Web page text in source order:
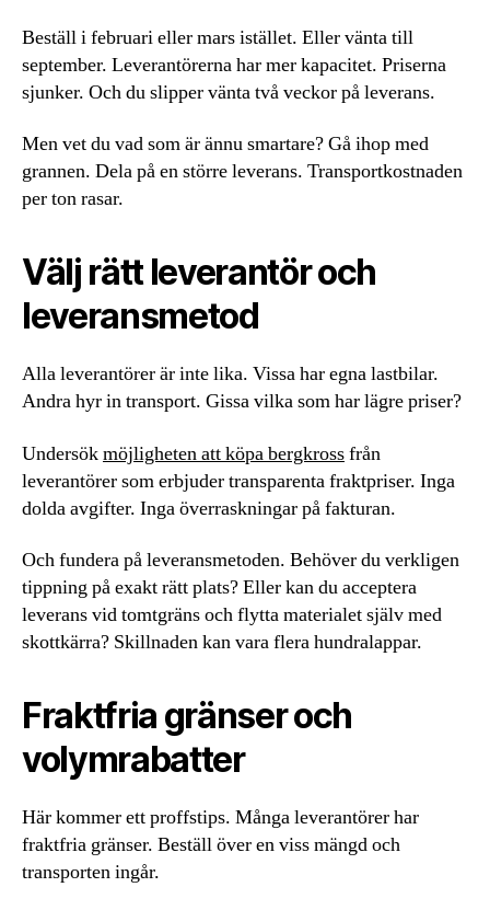
Beställ i februari eller mars istället. Eller vänta till
september. Leverantörerna har mer kapacitet. Priserna
sjunker. Och du slipper vänta två veckor på leverans.
Men vet du vad som är ännu smartare? Gå ihop med
grannen. Dela på en större leverans. Transportkostnaden
per ton rasar.
Välj rätt leverantör och
leveransmetod
Alla leverantörer är inte lika. Vissa har egna lastbilar.
Andra hyr in transport. Gissa vilka som har lägre priser?
Undersökmöjligheten att köpa bergkrossfrån
leverantörer som erbjuder transparenta fraktpriser. Inga
dolda avgifter. Inga överraskningar på fakturan.
Och fundera på leveransmetoden. Behöver du verkligen
tippning på exakt rätt plats? Eller kan du acceptera
leverans vid tomtgräns och flytta materialet själv med
skottkärra? Skillnaden kan vara flera hundralappar.
Fraktfria gränser och
volymrabatter
Här kommer ett proffstips. Många leverantörer har
fraktfria gränser. Beställ över en viss mängd och
transporten ingår.